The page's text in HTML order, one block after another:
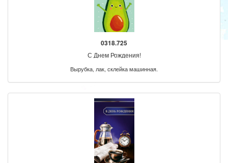
0318.725
С Днем Рождения!
Вырубка, лак, склейка машинная.